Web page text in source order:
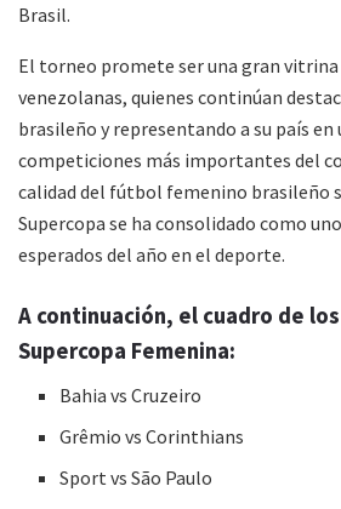
Brasil.
El torneo promete ser una gran vitrina
venezolanas, quienes continúan
brasileño y representando a su país en
competiciones más importantes del
calidad del fútbol femenino brasileño
Supercopa se ha consolidado como
esperados del año en el deporte.
A continuación, el cuadro de
Supercopa Femenina:
Bahia vs Cruzeiro
Grêmio vs Corinthians
Sport vs São Paulo